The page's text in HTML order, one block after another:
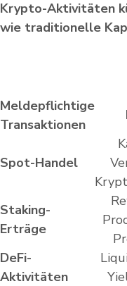
Krypto-Aktivitäten
wie traditionelle
Meldepflichtige
Transaktionen
Spot-Handel
Staking-
Erträge
DeFi-
Aktivitäten